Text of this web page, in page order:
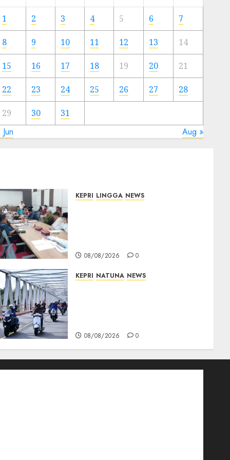
Artis
Kota
23/11/2024
0
1 2 3 4 5 6 7
8 9 10 11 12 13 14
15 16 17 18 19 20 21
22 23 24 25 26 27 28
29 30 31
Jun Aug »
KEPRI LINGGA NEWS
08/08/2026 0
KEPRI NATUNA NEWS
08/08/2026 0